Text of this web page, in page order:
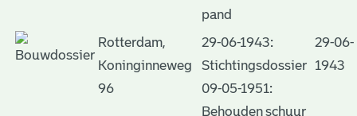
pand
Rotterdam,
Koninginneweg
96
29-06-1943:
Stichtingsdossier
09-05-1951:
Behouden schuur
29-06-
1943